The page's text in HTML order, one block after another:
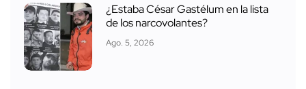
¿Estaba César Gastélum en la lista
de los narcovolantes?
Ago. 5, 2026